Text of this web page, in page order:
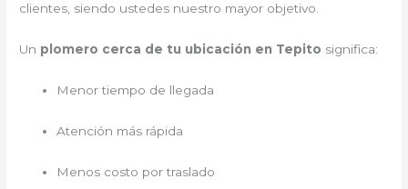
clientes, siendo ustedes nuestro mayor objetivo.
Un plomero cerca de tu ubicación en Tepito significa:
Menor tiempo de llegada
Atención más rápida
Menos costo por traslado